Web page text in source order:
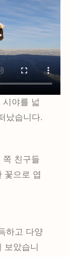
시야를 넓
났습니다.
쪽 친구들
꽃으로 엽
하고 다양
보았습니